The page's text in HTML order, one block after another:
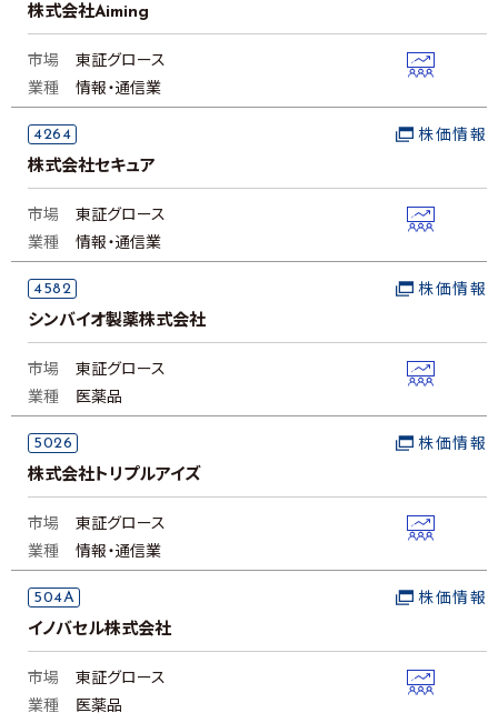
株式会社Aiming
市場
東証グロース
業種
情報・通信業
4264
株式会社セキュア
株価情報
市場
東証グロース
業種
情報・通信業
4582
シンバイオ製薬株式会社
株価情報
市場
東証グロース
業種
医薬品
5026
株式会社トリプルアイズ
株価情報
市場
東証グロース
業種
情報・通信業
504A
イノバセル株式会社
株価情報
市場
東証グロース
業種
医薬品